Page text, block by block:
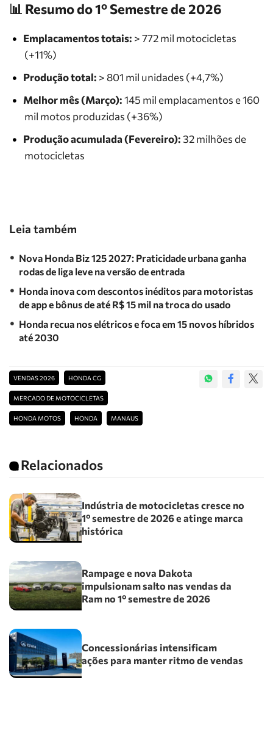
📊 Resumo do 1º Semestre de 2026
Emplacamentos totais: > 772 mil motocicletas
(+11%)
Produção total: > 801 mil unidades (+4,7%)
Melhor mês (Março):145 mil emplacamentos e 160
mil motos produzidas (+36%)
Produção acumulada (Fevereiro):32 milhões de
motocicletas
Leia também
Nova Honda Biz 125 2027: Praticidade urbana ganha
rodas de liga leve na versão de entrada
Honda inova com descontos inéditos para motoristas
de app e bônus de até R$ 15 mil na troca do usado
Honda recua nos elétricos e foca em 15 novos híbridos
até 2030
VENDAS 2026 HONDA CG
MERCADO DE MOTOCICLETAS
HONDA MOTOS HONDA MANAUS
Relacionados
Indústria de motocicletas cresce no
1º semestre de 2026 e atinge marca
histórica
Rampage e nova Dakota
impulsionam salto nas vendas da
Ram no 1º semestre de 2026
Concessionárias intensificam
ações para manter ritmo de vendas